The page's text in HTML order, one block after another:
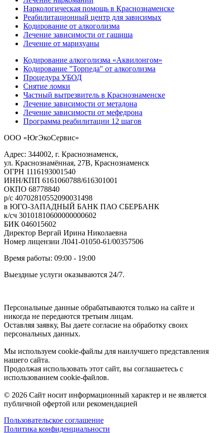
Наркологическая помощь в Краснознаменске
Реабилитационный центр для зависимых
Кодирование от алкоголизма
Лечение зависимости от гашиша
Лечение от марихуаны
Кодирование алкоголизма «Аквилонгом»
Кодирование "Торпеда" от алкоголизма
Процедура УБОД
Снятие ломки
Частный вытрезвитель в Краснознаменске
Лечение зависимости от метадона
Лечение зависимости от мефедрона
Программа реабилитации 12 шагов
ООО «ЮгЭкоСервис»
Адрес: 344002, г. Краснознаменск,
ул. Краснознамённая, 27В, Краснознаменск
ОГРН 1116193001540
ИНН/КПП 6161060788/616301001
ОКПО 68778840
р/с 40702810552090031498
в ЮГО-ЗАПАДНЫЙ БАНК ПАО СБЕРБАНК
к/сч 30101810600000000602
БИК 046015602
Директор Вергай Ирина Николаевна
Номер лицензии Л041-01050-61/00357506
Время работы: 09:00 - 19:00
Выездные услуги оказываются 24/7.
Персональные данные обрабатываются только на сайте и
никогда не передаются третьим лицам.
Оставляя заявку, Вы даете согласие на обработку своих
персональных данных.
Мы используем cookie-файлы для наилучшего представления
нашего сайта.
Продолжая использовать этот сайт, вы соглашаетесь с
использованием cookie-файлов.
© 2026 Сайт носит информационный характер и не является
публичной офертой или рекомендацией
Пользовательское соглашение
Политика конфиденциальности